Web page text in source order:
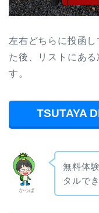
左右どちらに投函
た後、リストにあ
す。
TSUTAYA
かっぱ
無料体
タルで